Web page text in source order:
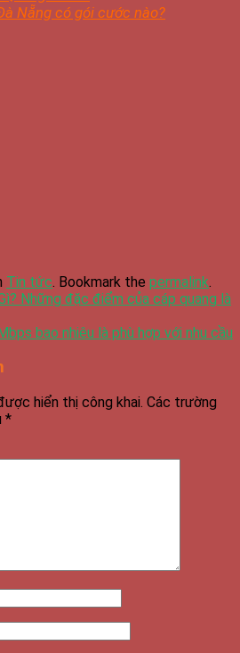
Nẵng có gói cước nào?
Tin tức. Bookmark the permalink.
Những đặc điểm của cáp quang là
bao nhiêu là phù hợp với nhu cầu
hiển thị công khai. Các trường
*